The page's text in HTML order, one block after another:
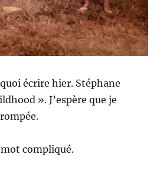
quoi écrire hier. Stéphane
». J’espère que je
mot compliqué.